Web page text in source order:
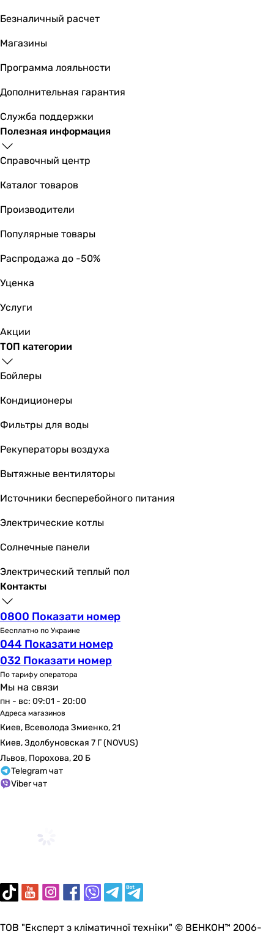
Безналичный расчет
Магазины
Программа лояльности
Дополнительная гарантия
Служба поддержки
Полезная информация
Справочный центр
Каталог товаров
Производители
Популярные товары
Распродажа до -50%
Уценка
Услуги
Акции
ТОП категории
Бойлеры
Кондиционеры
Фильтры для воды
Рекуператоры воздуха
Вытяжные вентиляторы
Источники бесперебойного питания
Электрические котлы
Солнечные панели
Электрический теплый пол
Контакты
0800 Показати номер
Бесплатно по Украине
044 Показати номер
032 Показати номер
По тарифу оператора
Мы на связи
пн - вс: 09:01 - 20:00
Адреса магазинов
Киев, Всеволода Змиенко, 21
Киев, Здолбуновская 7 Г (NOVUS)
Львов, Порохова, 20 Б
Telegram чат
Viber чат
ТОВ "Експерт з кліматичної техніки" © ВЕНКОН™ 2006-